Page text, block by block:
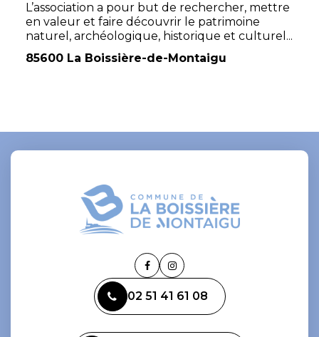
L’association a pour but de rechercher, mettre
en valeur et faire découvrir le patrimoine
naturel, archéologique, historique et culturel...
85600 La Boissière-de-Montaigu
Lien
le
compte
Lien
le
compte
02 51 41 61 08